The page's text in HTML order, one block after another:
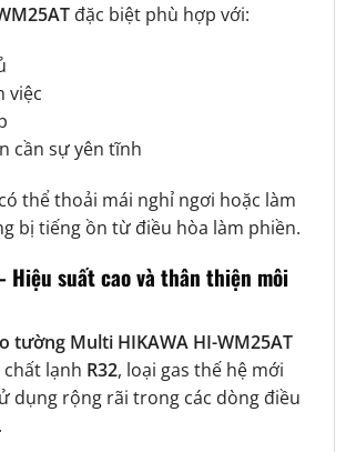
đặc biệt phù hợp với:
việc
cần sự yên tĩnh
thể thoải mái nghỉ ngơi hoặc làm
bị tiếng ồn từ điều hòa làm phiền.
Hiệu suất cao và thân thiện môi
tường Multi HIKAWA HI-WM25AT
lạnh R32, loại gas thế hệ mới
dụng rộng rãi trong các dòng điều